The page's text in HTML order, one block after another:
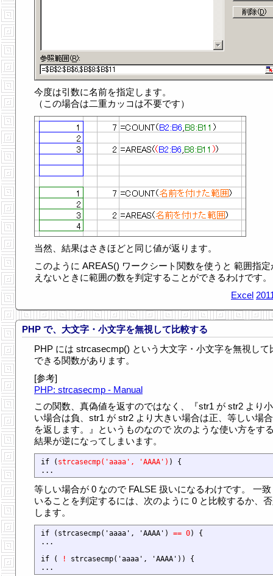
今度は引数に名前を指定します。
（この場合は二重カッコは不要です）
当然、結果はさきほどと同じ値が返ります。
このように AREAS() ワークシート関数を使うと 範囲指定
えないときに範囲の数を判定することができるわけです。
Excel
PHP で、大文字・小文字を無視して比較する
PHP には strcasecmp() という大文字・小文字を無視して
できる関数があります。
[参考]
PHP: strcasecmp - Manual
この関数、真偽値を返すのではなく、『str1 が str2 より
い場合は負、str1 が str2 より大きい場合は正、等しい場
を返します。』というものなので 次のような使い方をす
結果が逆になってしまいます。
if ( strcasecmp('aaaa', 'AAAA') ) {
等しい場合が 0 なので FALSE 扱いになるわけです。 一
いることを判定するには、次のように 0 と比較するか、
します。
if (strcasecmp('aaaa', 'AAAA') == 0) {
...
if (
!
strcasecmp('aaaa', 'AAAA')) {